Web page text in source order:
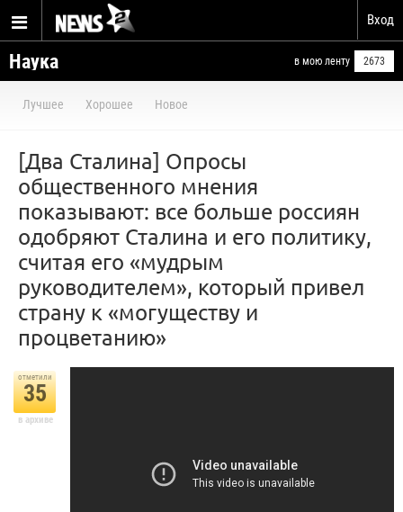
Вход
Наука в мою ленту 2673
Лучшее Хорошее Новое
[Два Сталина] Опросы
общественного мнения
показывают: все больше россиян
одобряют Сталина и его политику,
считая его «мудрым
руководителем», который привел
страну к «могуществу и
процветанию»
отметили
35
в архиве